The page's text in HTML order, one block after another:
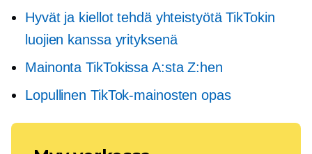
Hyvät ja kiellot tehdä yhteistyötä TikTokin
luojien kanssa yrityksenä
Mainonta TikTokissa A:sta Z:hen
Lopullinen TikTok-mainosten opas